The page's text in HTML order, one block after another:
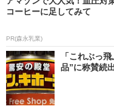
コーヒーに足してみて
PR(森永乳業)
「これぶっ
品”に称賛続